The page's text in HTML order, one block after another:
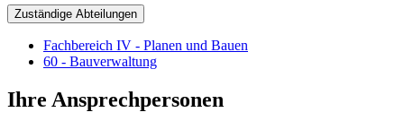
Zuständige Abteilungen
Fachbereich IV - Planen und Bauen
60 - Bauverwaltung
Ihre Ansprechpersonen